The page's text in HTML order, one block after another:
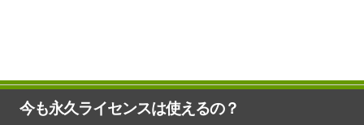
今も永久ライセンスは使えるの？